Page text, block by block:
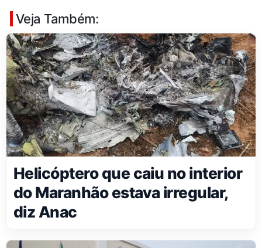
Veja Também:
Helicóptero que caiu no interior
do Maranhão estava irregular,
diz Anac